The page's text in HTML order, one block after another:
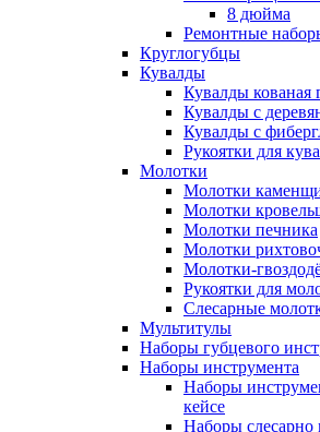
8 дюйма
Ремонтные
Круглогубцы
Кувалды
Кувалды кованая
Кувалды с
Кувалды с
Рукоятки для
Молотки
Молотки
Молотки
Молотки печника
Молотки
Молотки-
Рукоятки для
Слесарные
Мультитулы
Наборы губцевого
Наборы инструмента
Наборы
кейсе
Наборы